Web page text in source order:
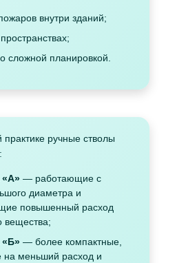
внутри зданий;
сложной планировкой.
ручные стволы
«А» — работающие с
диаметра и
повышенный расход
вещества;
«Б» — более компактные,
на меньший расход и